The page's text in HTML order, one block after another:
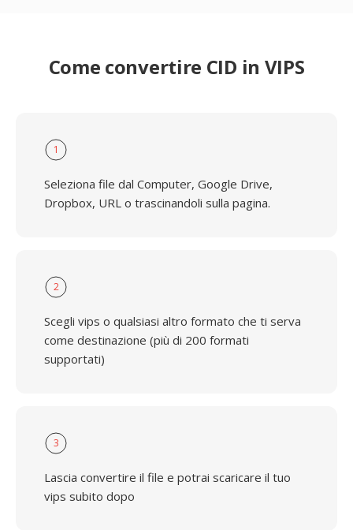
Come convertire CID in VIPS
1
Seleziona file dal Computer, Google Drive,
Dropbox, URL o trascinandoli sulla pagina.
2
Scegli vips o qualsiasi altro formato che ti serva
come destinazione (più di 200 formati
supportati)
3
Lascia convertire il file e potrai scaricare il tuo
vips subito dopo